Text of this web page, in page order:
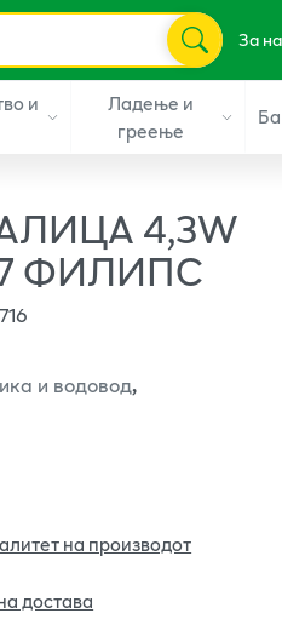
За
и
Ладење и
греење
4,3W
ФИЛИПС
и водовод,
на производот
достава